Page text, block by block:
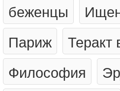
беженцы
Париж
Теракт
Философия